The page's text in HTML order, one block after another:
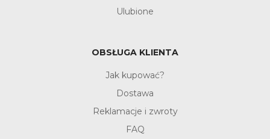
Ulubione
OBSŁUGA KLIENTA
Jak kupować?
Dostawa
Reklamacje i zwroty
FAQ